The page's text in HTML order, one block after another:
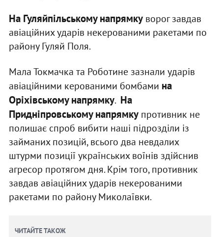
На Гуляйпільському напрямкуворог завдав
авіаційних ударів некерованими ракетами по
району Гуляй Поля.
Мала Токмачка та Роботине зазнали ударів
авіаційними керованими бомбами на
Оріхівському напрямку. На
Придніпровському напрямкупротивник не
полишає спроб вибити наші підрозділи із
займаних позицій, всього два невдалих
штурми позиції українських воїнів здійснив
агресор протягом дня. Крім того, противник
завдав авіаційних ударів некерованими
ракетами по району Миколаївки.
ЧИТАЙТЕ ТАКОЖ